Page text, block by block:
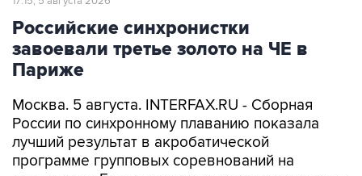
Российские синхронистки
завоевали третье золото на ЧЕ в
Париже
Москва. 5 августа. INTERFAX.RU - Сборная
России по синхронному плаванию показала
лучший результат в акробатической
программе групповых соревнований на